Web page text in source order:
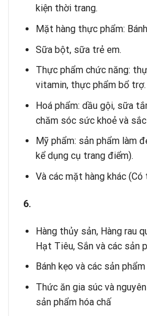
kiện thời trang.
Mặt hàng thực phẩm:
Sữa bột, sữa trẻ em.
Thực phẩm chức năng:
vitamin, thực phẩm bổ trợ.
Hoá phẩm: dầu gội, sữa
chăm sóc sức khoẻ và
Mỹ phẩm: sản phẩm làm
kể dụng cụ trang điểm).
Và các mặt hàng khác (Có
6.
Hàng thủy sản, Hàng rau
Hạt Tiêu, Sắn và các sản
Bánh kẹo và các sản
Thức ăn gia súc và
sản phẩm hóa chấ